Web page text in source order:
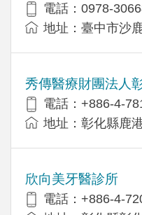
電話：0978-
地址：臺中市沙
秀傳醫療財團法人
電話：+886-4-
地址：彰化縣鹿
欣向美牙醫診所
電話：+886-4-